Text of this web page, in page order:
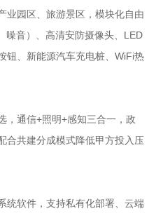
业园区、旅游景区，模块化自由
噪音）、高清安防摄像头、LED
钮、新能源汽车充电桩、WiFi热
，通信+照明+感知三合一，政
合共建分成模式降低甲方投入压
统软件，支持私有化部署、云端